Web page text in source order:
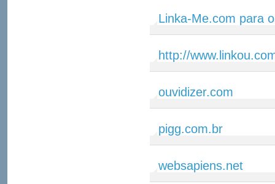
Linka-Me.com para
http://
ouvidizer.com
pigg.com.br
websapiens.net